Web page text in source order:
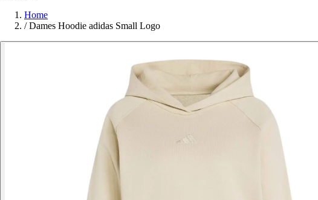
Home
/ Dames Hoodie adidas Small Logo